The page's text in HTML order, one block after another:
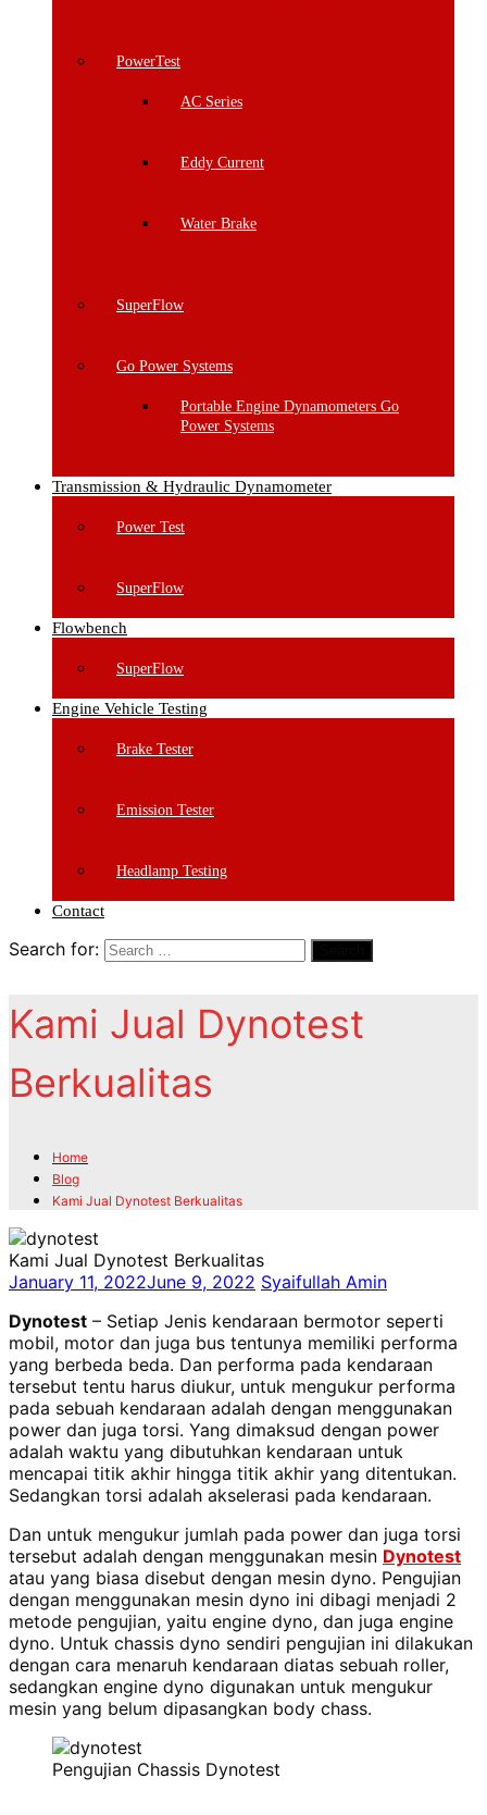
PowerTest
AC Series
Eddy Current
Water Brake
SuperFlow
Go Power Systems
Portable Engine Dynamometers Go
Power Systems
Transmission & Hydraulic Dynamometer
Power Test
SuperFlow
Flowbench
SuperFlow
Engine Vehicle Testing
Brake Tester
Emission Tester
Headlamp Testing
Contact
Search for:
Kami Jual Dynotest
Berkualitas
Home
Blog
Kami Jual Dynotest Berkualitas
Kami Jual Dynotest Berkualitas
January 11, 2022June 9, 2022 Syaifullah Amin
Dynotest – Setiap Jenis kendaraan bermotor seperti
mobil, motor dan juga bus tentunya memiliki performa
yang berbeda beda. Dan performa pada kendaraan
tersebut tentu harus diukur, untuk mengukur performa
pada sebuah kendaraan adalah dengan menggunakan
power dan juga torsi. Yang dimaksud dengan power
adalah waktu yang dibutuhkan kendaraan untuk
mencapai titik akhir hingga titik akhir yang ditentukan.
Sedangkan torsi adalah akselerasi pada kendaraan.
Dan untuk mengukur jumlah pada power dan juga torsi
tersebut adalah dengan menggunakan mesin Dynotest
atau yang biasa disebut dengan mesin dyno. Pengujian
dengan menggunakan mesin dyno ini dibagi menjadi 2
metode pengujian, yaitu engine dyno, dan juga engine
dyno. Untuk chassis dyno sendiri pengujian ini dilakukan
dengan cara menaruh kendaraan diatas sebuah roller,
sedangkan engine dyno digunakan untuk mengukur
mesin yang belum dipasangkan body chass.
Pengujian Chassis Dynotest